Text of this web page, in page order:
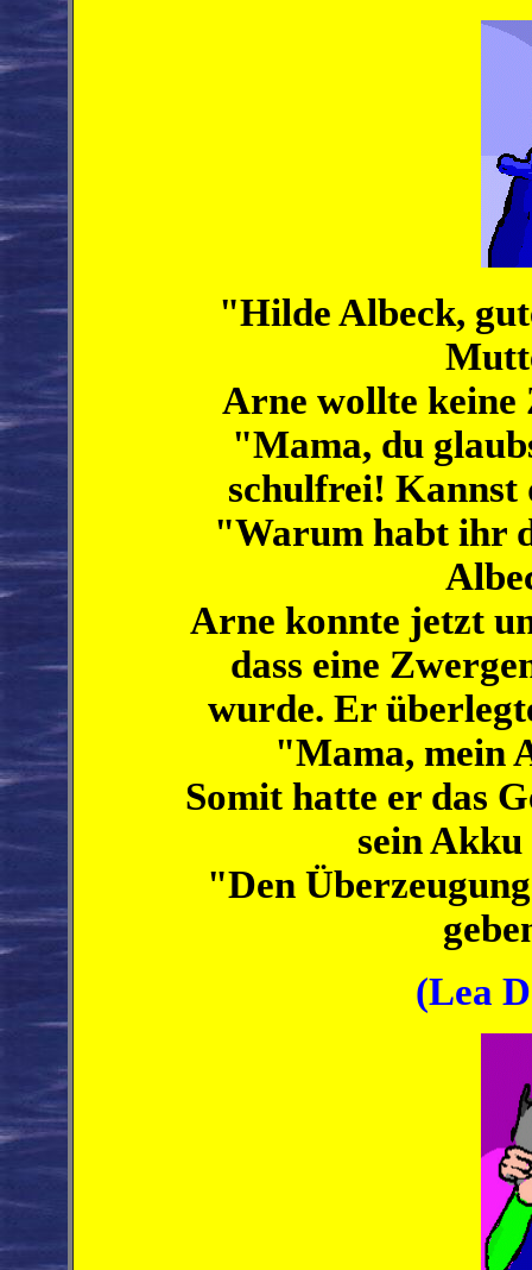
"Hilde Albeck,
Arne wollte
"Mama, du
schulfrei! Kannst
"Warum habt ihr
Arne konnte jetzt
dass eine
wurde. Er
"Mama, mein
Somit hatte er das
sein
"Den
(Lea